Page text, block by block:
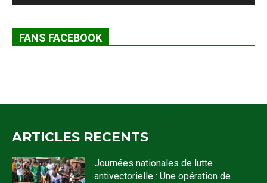
FANS FACEBOOK
ARTICLES RECENTS
Journées nationales de lutte
antivectorielle : Une opération de